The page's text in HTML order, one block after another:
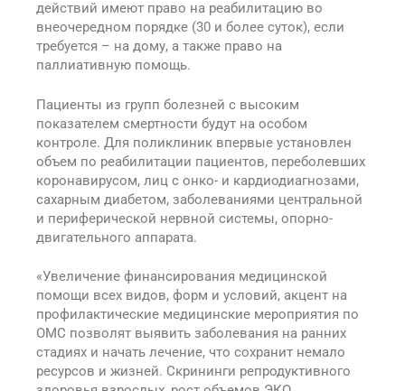
действий имеют право на реабилитацию во
внеочередном порядке (30 и более суток), если
требуется – на дому, а также право на
паллиативную помощь.
Пациенты из групп болезней с высоким
показателем смертности будут на особом
контроле. Для поликлиник впервые установлен
объем по реабилитации пациентов, переболевших
коронавирусом, лиц с онко- и кардиодиагнозами,
сахарным диабетом, заболеваниями центральной
и периферической нервной системы, опорно-
двигательного аппарата.
«Увеличение финансирования медицинской
помощи всех видов, форм и условий, акцент на
профилактические медицинские мероприятия по
ОМС позволят выявить заболевания на ранних
стадиях и начать лечение, что сохранит немало
ресурсов и жизней. Скрининги репродуктивного